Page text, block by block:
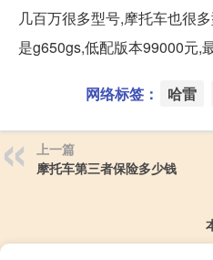
几百万很多型号,摩托车也很
是g650gs,低配版本99000元,
网络标签： 哈雷
上一篇
摩托车第三者保险多少钱